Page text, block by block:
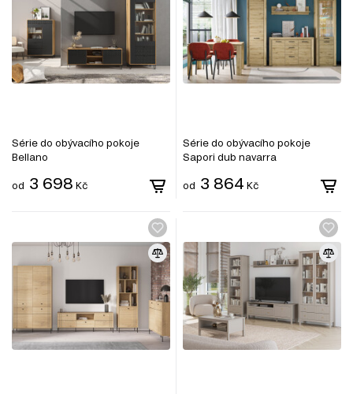
Série do obývacího pokoje
Bellano
od 3 698 Kč
Série do obývacího pokoje
Sapori dub navarra
od 3 864 Kč